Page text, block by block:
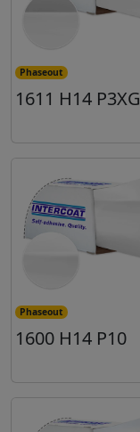
Phaseout
1611 H14 P3XG
Phaseout
1600 H14 P10